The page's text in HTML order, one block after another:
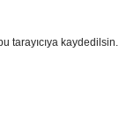
tarayıcıya kaydedilsin.